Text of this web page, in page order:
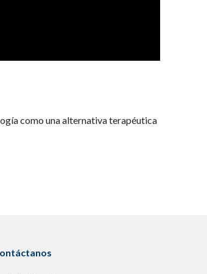
como una alternativa terapéutica